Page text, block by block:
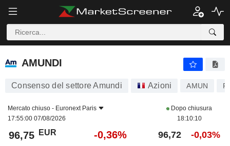
AMUNDI
AMUNDI
Consenso del settore Amundi Azioni AMUN
Mercato chiuso - Euronext Paris
17:55:00 07/08/2026
Dopo chiusura
18:10:10
96,75 EUR -0,36% 96,72 -0,03%